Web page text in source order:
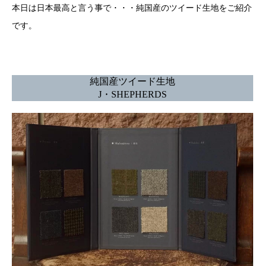
本日は日本最高と言う事で・・・純国産のツイード生地をご紹介
です。
純国産ツイード生地
J・SHEPHERDS